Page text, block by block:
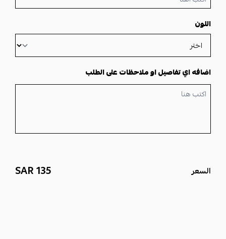
اللون
اضافه اي تفاصيل او ملاحظات على الطلب
السعر 135 SAR